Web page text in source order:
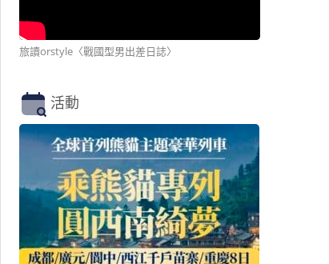
旅讀orstyle〈戰國型男出差日誌〉
活動